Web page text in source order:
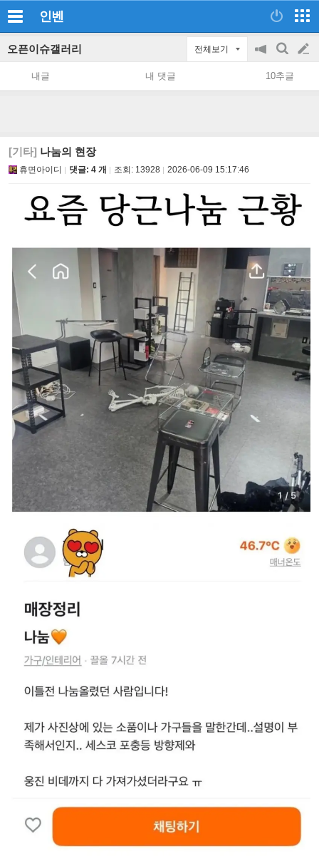
인벤
오픈이슈갤러리 전체보기
공
지
on/off
검
색
글
쓰
내글 내 댓글 10추글
[기타] 나눔의 현장
휴면아이디 댓글: 4 개 조회: 13928 2026-06-09 15:17:46